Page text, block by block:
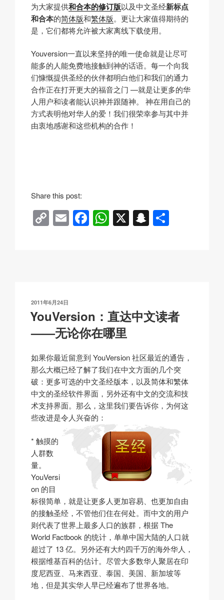
为大家提供和合本的修订版以及中文圣经新标点
和合本的简体版和繁体版。更让大家值得期待的
是，它们都将允许被大家离线下载使用。
Youversion一直以来坚持的唯一使命就是让尽可
能多的人能免费地接触到神的话语。每一个向我
们慷慨提供圣经的伙伴都明白他们和我们的通力
合作正在打开更大的福音之门 —就是让更多的华
人用户和读者能认识神并跟随神。 神在用自己的
方式表明他对华人的爱！我们很荣幸参与其中并
由衷地感谢和这些机构的合作！
Share this post:
C
o
n
k
E
m
F
a
o
k
W
h
p
X S
n
at
发
布
于
2011年6月24日
YouVersion：直达中文读者
——无论你在哪里
如果你最近留意到 YouVersion 社区最近的通告，
那么大概已经了解了我们在中文方面的几个突
破：更多可选的中文圣经版本，以及简体和繁体
中文的圣经软件界面，另外还有中文的交流和技
术支持界面。那么，这里我们要告诉你，为何这
些改进是令人兴奋的：
* 触摸的
人群数
量。
YouVersi
on 的目
标很简单，就是让更多人更加容易、也更加自由
的接触圣经，不管他们住在何处。而中文的用户
则代表了世界上最多人口的族群，根据 The
World Factbook 的统计，单单中国大陆的人口就
超过了 13 亿。另外还有大约四千万的海外华人 ，
根据维基百科的估计。尽管大多数华人聚居在印
度尼西亚、马来西亚、泰国、美国、新加坡等
地，但是其实华人早已经遍布了世界各地。